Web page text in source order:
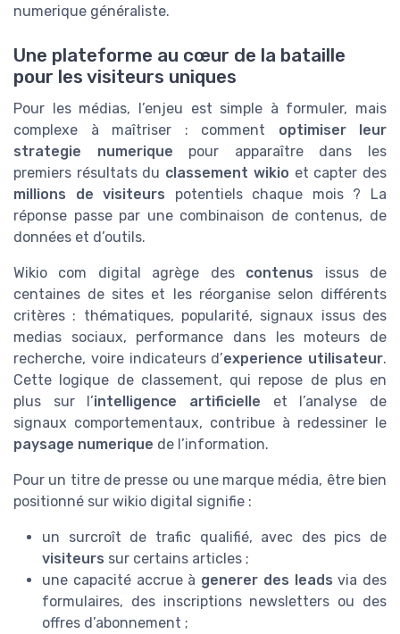
numerique généraliste.
Une plateforme au cœur de la bataille
pour les visiteurs uniques
Pour les médias, l’enjeu est simple à formuler, mais
complexe à maîtriser : comment optimiser leur
strategie numerique pour apparaître dans les
premiers résultats du classement wikio et capter des
millions de visiteurs potentiels chaque mois ? La
réponse passe par une combinaison de contenus, de
données et d’outils.
Wikio com digital agrège des contenus issus de
centaines de sites et les réorganise selon différents
critères : thématiques, popularité, signaux issus des
medias sociaux, performance dans les moteurs de
recherche, voire indicateurs d’experience utilisateur.
Cette logique de classement, qui repose de plus en
plus sur l’intelligence artificielle et l’analyse de
signaux comportementaux, contribue à redessiner le
paysage numerique de l’information.
Pour un titre de presse ou une marque média, être bien
positionné sur wikio digital signifie :
un surcroît de trafic qualifié, avec des pics de
visiteurs sur certains articles ;
une capacité accrue à generer des leads via des
formulaires, des inscriptions newsletters ou des
offres d’abonnement ;